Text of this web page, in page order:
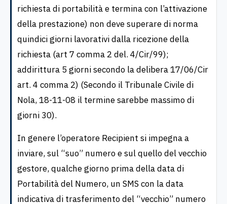
richiesta di portabilità e termina con l’attivazione
della prestazione) non deve superare di norma
quindici giorni lavorativi dalla ricezione della
richiesta (art 7 comma 2 del. 4/Cir/99);
addirittura 5 giorni secondo la delibera 17/06/Cir
art. 4 comma 2) (Secondo il Tribunale Civile di
Nola, 18-11-08 il termine sarebbe massimo di
giorni 30).
In genere l’operatore Recipient si impegna a
inviare, sul “suo” numero e sul quello del vecchio
gestore, qualche giorno prima della data di
Portabilità del Numero, un SMS con la data
indicativa di trasferimento del “vecchio” numero